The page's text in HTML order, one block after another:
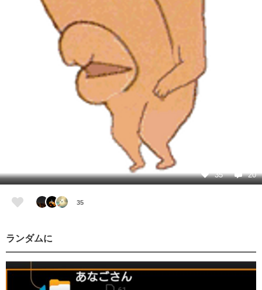
35 20
35
ランダムに